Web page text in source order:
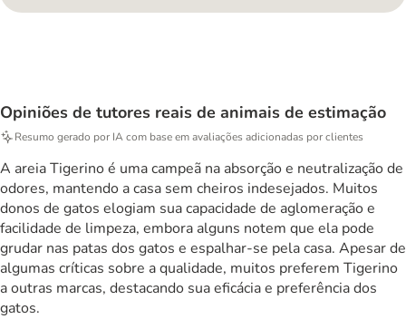
Opiniões de tutores reais de animais de estimação
Resumo gerado por IA com base em avaliações adicionadas por clientes
A areia Tigerino é uma campeã na absorção e neutralização de
odores, mantendo a casa sem cheiros indesejados. Muitos
donos de gatos elogiam sua capacidade de aglomeração e
facilidade de limpeza, embora alguns notem que ela pode
grudar nas patas dos gatos e espalhar-se pela casa. Apesar de
algumas críticas sobre a qualidade, muitos preferem Tigerino
a outras marcas, destacando sua eficácia e preferência dos
gatos.